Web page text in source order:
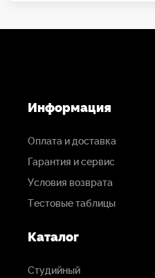
Информация
Оплата и доставка
Гарантия и сервис
Условия возврата
Тестовые таблицы
Каталог
Студийный